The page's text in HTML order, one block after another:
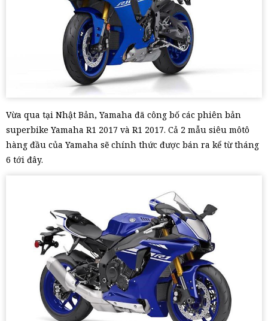
Vừa qua tại Nhật Bản, Yamaha đã công bố các phiên bản
superbike Yamaha R1 2017 và R1 2017. Cả 2 mẫu siêu môtô
hàng đầu của Yamaha sẽ chính thức được bán ra kể từ tháng
6 tới đây.